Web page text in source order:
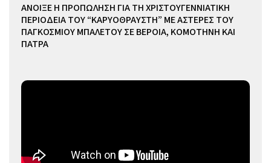
ΑΝΟΙΞΕ Η ΠΡΟΠΩΛΗΣΗ ΓΙΑ ΤΗ ΧΡΙΣΤΟΥΓΕΝΝΙΑΤΙΚΗ
ΠΕΡΙΟΔΕΙΑ ΤΟΥ “ΚΑΡΥΟΘΡΑΥΣΤΗ” ΜΕ ΑΣΤΕΡΕΣ ΤΟΥ
ΠΑΓΚΟΣΜΙΟΥ ΜΠΑΛΕΤΟΥ ΣΕ ΒΕΡΟΙΑ, ΚΟΜΟΤΗΝΗ ΚΑΙ
ΠΑΤΡΑ